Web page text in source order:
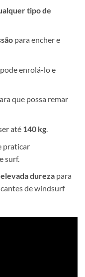
tipo de
para encher e
enrolá-lo e
que possa remar
até 140 kg.
praticar
surf.
elevada durezapara
de windsurf